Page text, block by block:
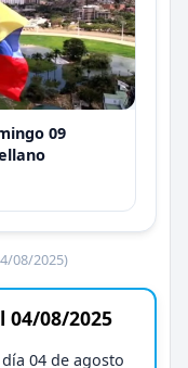
09
08/2025)
04/08/2025
04 de agosto